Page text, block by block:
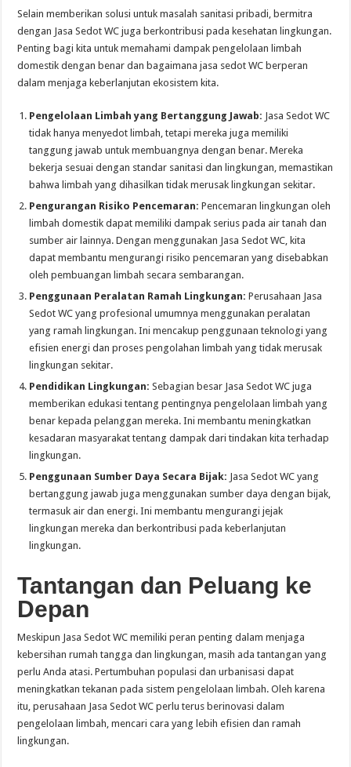
Selain memberikan solusi untuk masalah sanitasi pribadi, bermitra
dengan Jasa Sedot WC juga berkontribusi pada kesehatan lingkungan.
Penting bagi kita untuk memahami dampak pengelolaan limbah
domestik dengan benar dan bagaimana jasa sedot WC berperan
dalam menjaga keberlanjutan ekosistem kita.
Pengelolaan Limbah yang Bertanggung Jawab: Jasa Sedot WC
tidak hanya menyedot limbah, tetapi mereka juga memiliki
tanggung jawab untuk membuangnya dengan benar. Mereka
bekerja sesuai dengan standar sanitasi dan lingkungan, memastikan
bahwa limbah yang dihasilkan tidak merusak lingkungan sekitar.
Pengurangan Risiko Pencemaran: Pencemaran lingkungan oleh
limbah domestik dapat memiliki dampak serius pada air tanah dan
sumber air lainnya. Dengan menggunakan Jasa Sedot WC, kita
dapat membantu mengurangi risiko pencemaran yang disebabkan
oleh pembuangan limbah secara sembarangan.
Penggunaan Peralatan Ramah Lingkungan: Perusahaan Jasa
Sedot WC yang profesional umumnya menggunakan peralatan
yang ramah lingkungan. Ini mencakup penggunaan teknologi yang
efisien energi dan proses pengolahan limbah yang tidak merusak
lingkungan sekitar.
Pendidikan Lingkungan: Sebagian besar Jasa Sedot WC juga
memberikan edukasi tentang pentingnya pengelolaan limbah yang
benar kepada pelanggan mereka. Ini membantu meningkatkan
kesadaran masyarakat tentang dampak dari tindakan kita terhadap
lingkungan.
Penggunaan Sumber Daya Secara Bijak: Jasa Sedot WC yang
bertanggung jawab juga menggunakan sumber daya dengan bijak,
termasuk air dan energi. Ini membantu mengurangi jejak
lingkungan mereka dan berkontribusi pada keberlanjutan
lingkungan.
Tantangan dan Peluang ke
Depan
Meskipun Jasa Sedot WC memiliki peran penting dalam menjaga
kebersihan rumah tangga dan lingkungan, masih ada tantangan yang
perlu Anda atasi. Pertumbuhan populasi dan urbanisasi dapat
meningkatkan tekanan pada sistem pengelolaan limbah. Oleh karena
itu, perusahaan Jasa Sedot WC perlu terus berinovasi dalam
pengelolaan limbah, mencari cara yang lebih efisien dan ramah
lingkungan.